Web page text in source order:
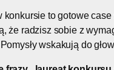
konkursie to gotowe
że radzisz sobie z
wskakują do